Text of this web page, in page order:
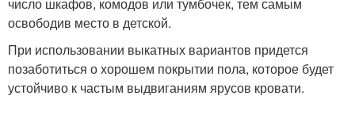
освободив место в детской.
При использовании выкатных вариантов придется
позаботиться о хорошем покрытии пола, которое будет
устойчиво к частым выдвиганиям ярусов кровати.